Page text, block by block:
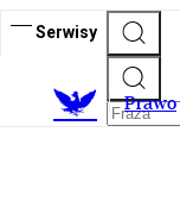
Serwisy
Prawo